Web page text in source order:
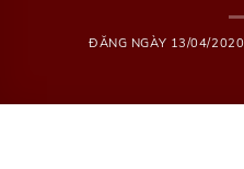
ĐĂNG NGÀY 13/04/2020